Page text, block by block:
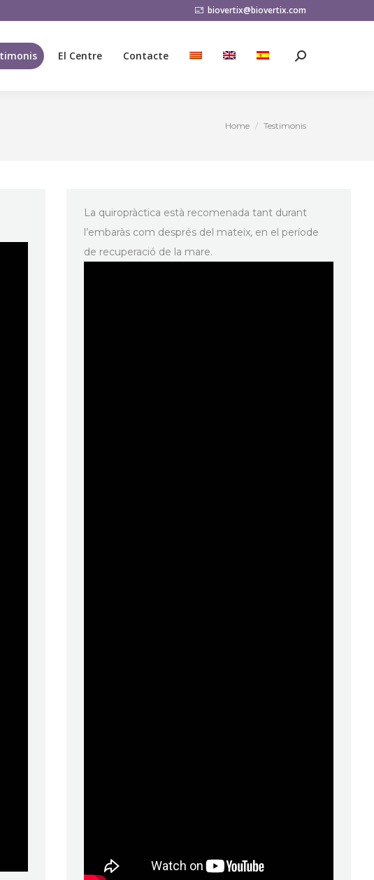
biovertix@biovertix.com
El Centre Contacte Search:
You are here:
Home Testimonis
La quiropràctica està recomenada tant durant
l’embaràs com després del mateix, en el període
de recuperació de la mare.
Search: